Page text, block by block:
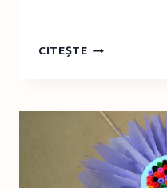
CITEȘTESĂPTĂMÂNA
–
DECORAŢIUNI
FLORALE
DE
PAŞTI